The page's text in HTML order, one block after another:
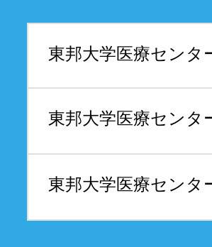
東邦大学医療センタ
東邦大学医療センタ
東邦大学医療センタ